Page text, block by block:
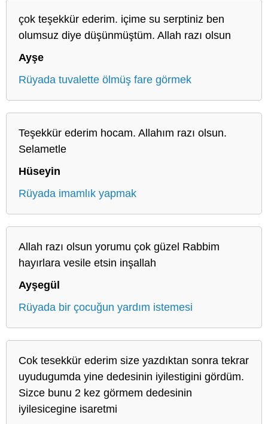
çok teşekkür ederim. içime su serptiniz ben
olumsuz diye düşünmüştüm. Allah razı olsun
Ayşe
Rüyada tuvalette ölmüş fare görmek
Teşekkür ederim hocam. Allahım razı olsun.
Selametle
Hüseyin
Rüyada imamlık yapmak
Allah razı olsun yorumu çok güzel Rabbim
hayırlara vesile etsin inşallah
Ayşegül
Rüyada bir çocuğun yardım istemesi
Cok tesekkür ederim size yazdıktan sonra tekrar
uyudugumda yine dedesinin iyilestigini gördüm.
Sizce bunu 2 kez görmem dedesinin
iyilesicegine isaretmi